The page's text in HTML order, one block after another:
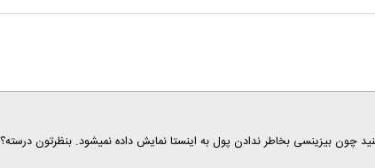
بیزینسی بخاطر ندادن پول به اینستا نمایش داده نمیشود. بنظرتون درسته؟